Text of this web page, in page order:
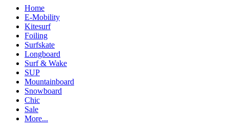
Home
E-Mobility
Kitesurf
Foiling
Surfskate
Longboard
Surf & Wake
SUP
Mountainboard
Snowboard
Chic
Sale
More...